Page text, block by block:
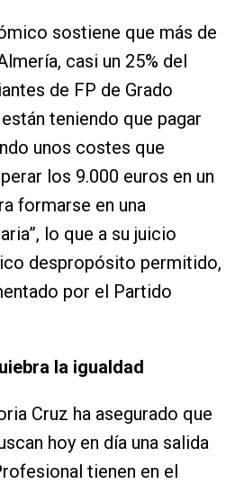
sostiene que más de
casi un 25% del
de FP de Grado
teniendo que pagar
unos costes que
los 9.000 euros en un
formarse en una
lo que a su juicio
despropósito permitido,
por el Partido
la igualdad
Cruz ha asegurado que
hoy en día una salida
tienen en el